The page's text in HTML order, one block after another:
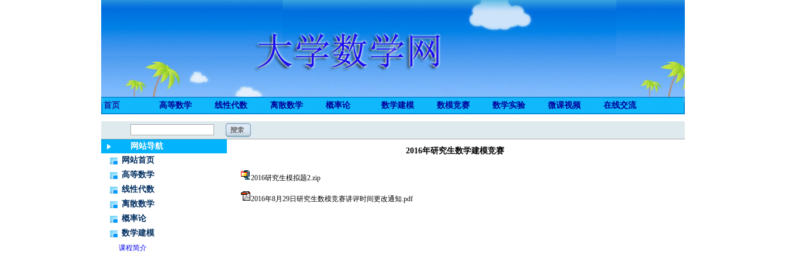
首页 高等数学 线性代数 离散数学 概率论 数学建模 数模竞赛 数学实验 微课视频 在线交流
网站导航
网站首页
高等数学
线性代数
离散数学
概率论
数学建模
课程简介
2016年研究生数学建模竞赛
2016研究生模拟题2.zip
2016年8月29日研究生数模竞赛讲评时间更改通知.pdf